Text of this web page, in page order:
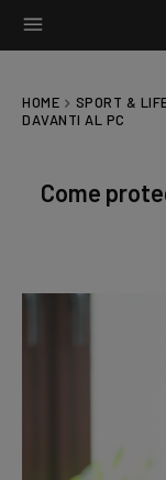
HOME SPORT &
DAVANTI AL PC
Come